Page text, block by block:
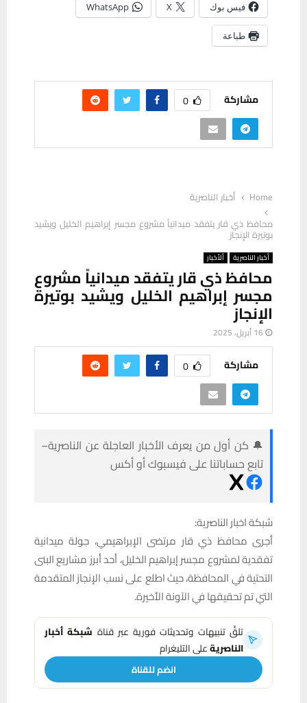
فيس بوك X
WhatsApp
طباعة
مشاركة 0
Home
أخبار الناصرية
محافظ ذي قار يتفقد ميدانياً مشروع مجسر إبراهيم الخليل ويشيد
بوتيرة الإنجاز
أخبار الناصرية ألأخبار
محافظ ذي قار يتفقد ميدانياً مشروع
مجسر إبراهيم الخليل ويشيد بوتيرة
الإنجاز
16 أبريل، 2025
مشاركة 0
🔔 كن أول من يعرف الأخبار العاجلة عن الناصرية–
تابع حساباتنا على فيسبوك أو أكس
شبكة اخبار الناصرية:
أجرى محافظ ذي قار مرتضى الإبراهيمي، جولة ميدانية
تفقدية لمشروع مجسر إبراهيم الخليل، أحد أبرز مشاريع البنى
التحتية في المحافظة، حيث اطلع على نسب الإنجاز المتقدمة
التي تم تحقيقها في الآونة الأخيرة.
تلقَّ تنبيهات وتحديثات فورية عبر قناة شبكة أخبار
الناصريةعلى التليغرام
انضم للقناة